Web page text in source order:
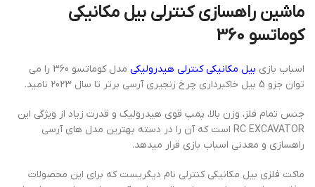
ماشین راهسازی کنترلی بیل مکانیکی
کوماتسو 360
اسباب بازی بیل مکانیکی کنترلی هیدرولیکی
مدل کوماتسو 360 را می
توان جزو 5 بیل خاکبرداری چرخ زنجیری آرسی برتر تا سال 2023 نامید.
جنس تمام فلز، وزن بالا، پمپ قوی هیدرولیک و قدرت زیاد از ویژگی این
RC EXCAVATOR است که آن را در دسته بهترین مدل های آرسی
راهسازی و معدنی اسباب بازی قرار میدهد.
ماکت فلزی بیل مکانیکی کنترلی نام دیگریست که برای این محصولات